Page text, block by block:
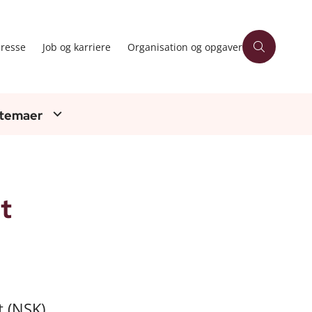
Job og karriere Organisation og opgaver